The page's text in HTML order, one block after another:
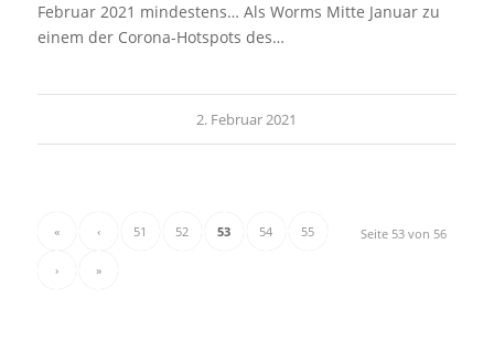
Februar 2021 mindestens… Als Worms Mitte Januar zu
einem der Corona-Hotspots des…
2. Februar 2021
Seite 53 von 56
« ‹ 51 52 53 54 55
› »